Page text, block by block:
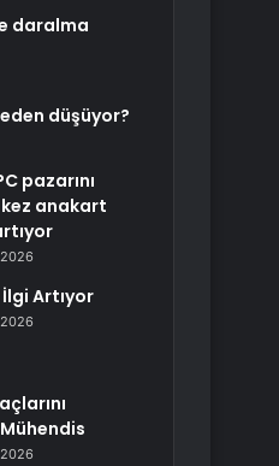
daralma
düşüyor?
pazarını
anakart
Artıyor